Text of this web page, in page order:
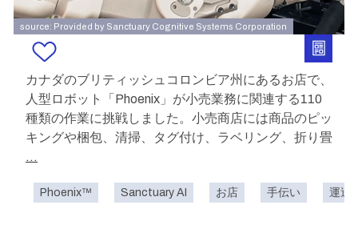
source: Provided by Sanctuary Cognitive Systems Corporation
カナダのブリティッシュコロンビア州にあるお店で、
人型ロボット「Phoenix」が小売業務に関連する110
種類の作業に挑戦しました。小売商店には商品のピッ
キングや梱包、清掃、タグ付け、ラベリング、折り畳
...
Phoenix™ Sanctuary AI お店 手伝い 運送